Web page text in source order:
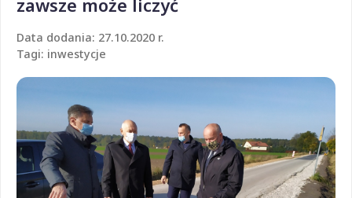
Data dodania: 27.10.2020 r.
Tagi: inwestycje